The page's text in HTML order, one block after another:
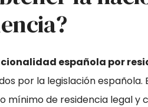
española por
por la legislación
mínimo de residencia legal y